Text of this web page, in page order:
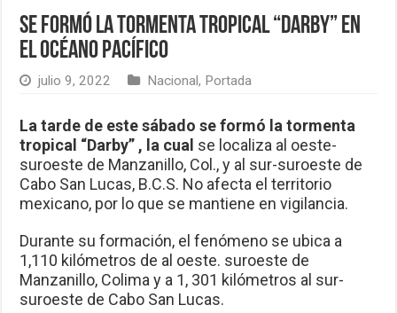
Se formó la Tormenta Tropical “Darby” en
el Océano Pacífico
julio 9, 2022 Nacional, Portada
La tarde de este sábado se formó la tormenta
tropical “Darby” , la cual se localiza al oeste-
suroeste de Manzanillo, Col., y al sur-suroeste de
Cabo San Lucas, B.C.S. No afecta el territorio
mexicano, por lo que se mantiene en vigilancia.
Durante su formación, el fenómeno se ubica a
1,110 kilómetros de al oeste. suroeste de
Manzanillo, Colima y a 1, 301 kilómetros al sur-
suroeste de Cabo San Lucas.